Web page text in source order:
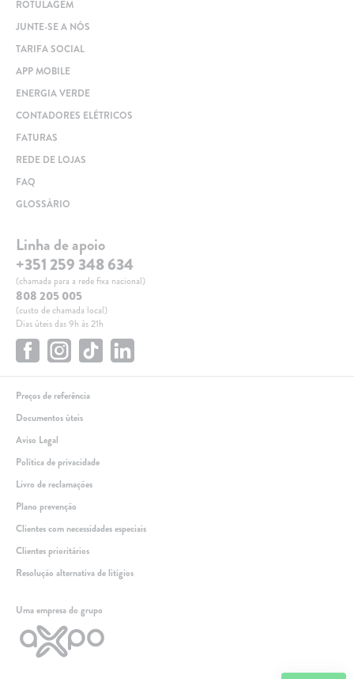
+351 259 348 634
(chamada para a rede fixa nacional)
808 205 005
ROTULAGEM
JUNTE-SE A NÓS
TARIFA SOCIAL
APP MOBILE
ENERGIA VERDE
CONTADORES ELÉTRICOS
FATURAS
REDE DE LOJAS
FAQ
GLOSSÁRIO
Linha de apoio
+351 259 348 634
(chamada para a rede fixa nacional)
808 205 005
(custo de chamada local)
Dias úteis das 9h às 21h
Preços de referência
Documentos úteis
Aviso Legal
Política de privacidade
Livro de reclamações
Plano prevenção
Clientes com necessidades especiais
Clientes prioritários
Resolução alternativa de litígios
Uma empresa do grupo